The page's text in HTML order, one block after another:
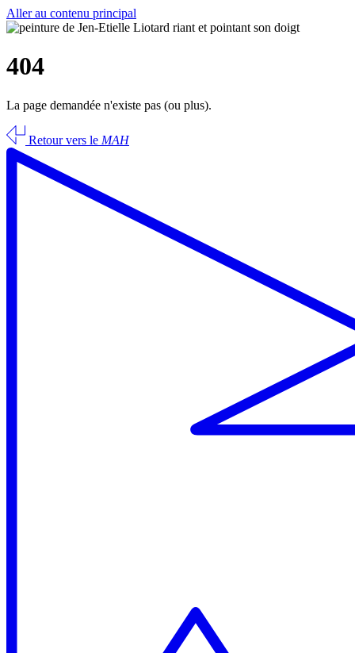
Aller au contenu principal
404
La page demandée n'existe pas (ou plus).
Retour vers le MAH